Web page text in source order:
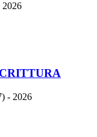
2026
- 2026